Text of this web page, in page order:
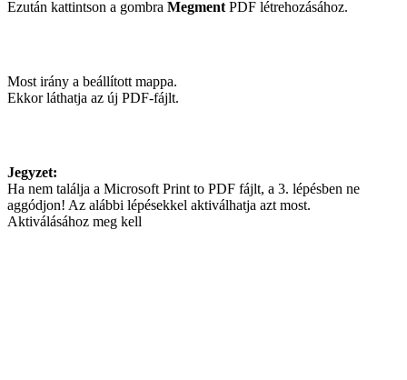
Ezután kattintson a gombra Megment PDF létrehozásához.
Most irány a beállított mappa.
Ekkor láthatja az új PDF-fájlt.
Jegyzet:
Ha nem találja a Microsoft Print to PDF fájlt, a 3. lépésben ne
aggódjon! Az alábbi lépésekkel aktiválhatja azt most.
Aktiválásához meg kell